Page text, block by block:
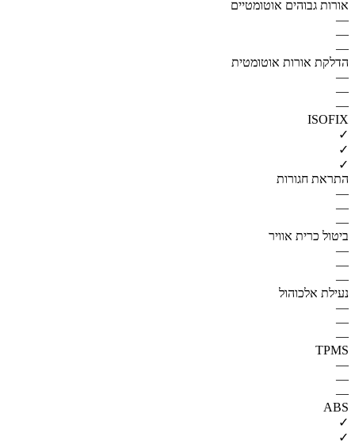
אורות גבוהים אוטומטיים
—
—
—
הדלקת אורות אוטומטית
—
—
—
ISOFIX
✓
✓
✓
התראת חגורות
—
—
—
ביטול כרית אוויר
—
—
—
נעילת אלכוהול
—
—
—
TPMS
—
—
—
ABS
✓
✓